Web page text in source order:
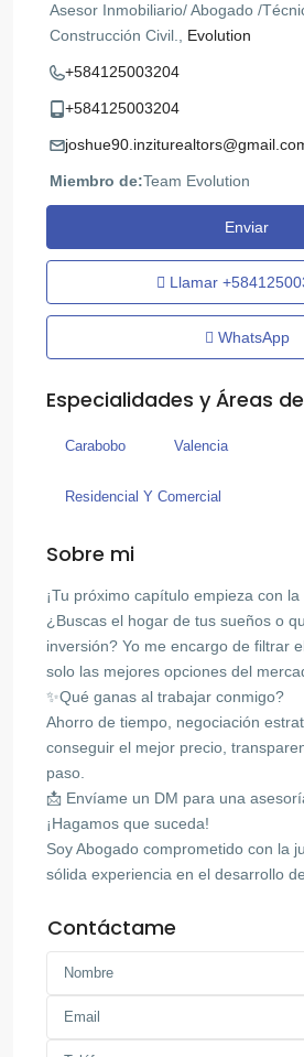
Asesor Inmobiliario/ Abogado /
Construcción Civil., Evolution
+584125003204
+584125003204
Miembro de:Team Evolution
Enviar
Llamar
WhatsApp
Especialidades y Áreas
Carabobo Valencia
Residencial Y Comercial
Sobre mi
¡Tu próximo capítulo empieza con
¿Buscas el hogar de tus sueños o
inversión? Yo me encargo de filtrar
solo las mejores opciones del
✨Qué ganas al trabajar conmigo?
Ahorro de tiempo, negociación
conseguir el mejor precio,
paso.
📩 Envíame un DM para una
¡Hagamos que suceda!
Soy Abogado comprometido con la
sólida experiencia en el desarrollo
Contáctame